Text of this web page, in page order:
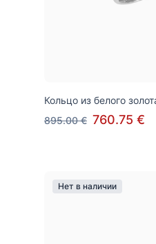
Кольцо из белого
895.00 € 760.75 €
Нет в наличии